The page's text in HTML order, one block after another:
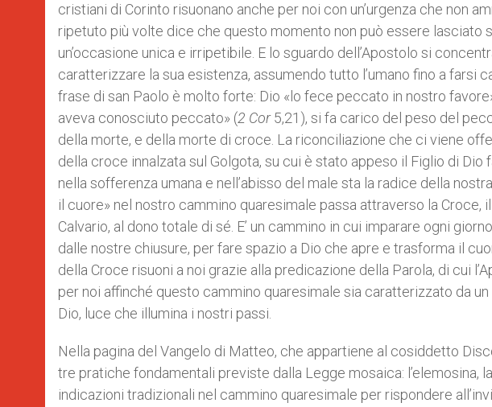
cristiani di Corinto risuonano anche per noi con un’urgenza che non
ripetuto più volte dice che questo momento non può essere lasciato
un’occasione unica e irripetibile. E lo sguardo dell’Apostolo si
caratterizzare la sua esistenza, assumendo tutto l’umano fino a farsi
frase di san Paolo è molto forte: Dio «lo fece peccato in nostro
aveva conosciuto peccato» (2 Cor5,21), si fa carico del peso del
della morte, e della morte di croce. La riconciliazione che ci viene
della croce innalzata sul Golgota, su cui è stato appeso il Figlio di
nella sofferenza umana e nell’abisso del male sta la radice della
il cuore» nel nostro cammino quaresimale passa attraverso la Croce,
Calvario, al dono totale di sé. E’ un cammino in cui imparare ogni
dalle nostre chiusure, per fare spazio a Dio che apre e trasforma il
della Croce risuoni a noi grazie alla predicazione della Parola, di cui
per noi affinché questo cammino quaresimale sia caratterizzato da
Dio, luce che illumina i nostri passi.
Nella pagina del Vangelo di Matteo, che appartiene al cosiddetto
tre pratiche fondamentali previste dalla Legge mosaica: l’elemosina,
indicazioni tradizionali nel cammino quaresimale per rispondere